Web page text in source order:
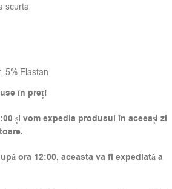
scurta
5% Elastan
în preț!
și vom expedia produsul în aceeași zi
ora 12:00, aceasta va fi expediată a